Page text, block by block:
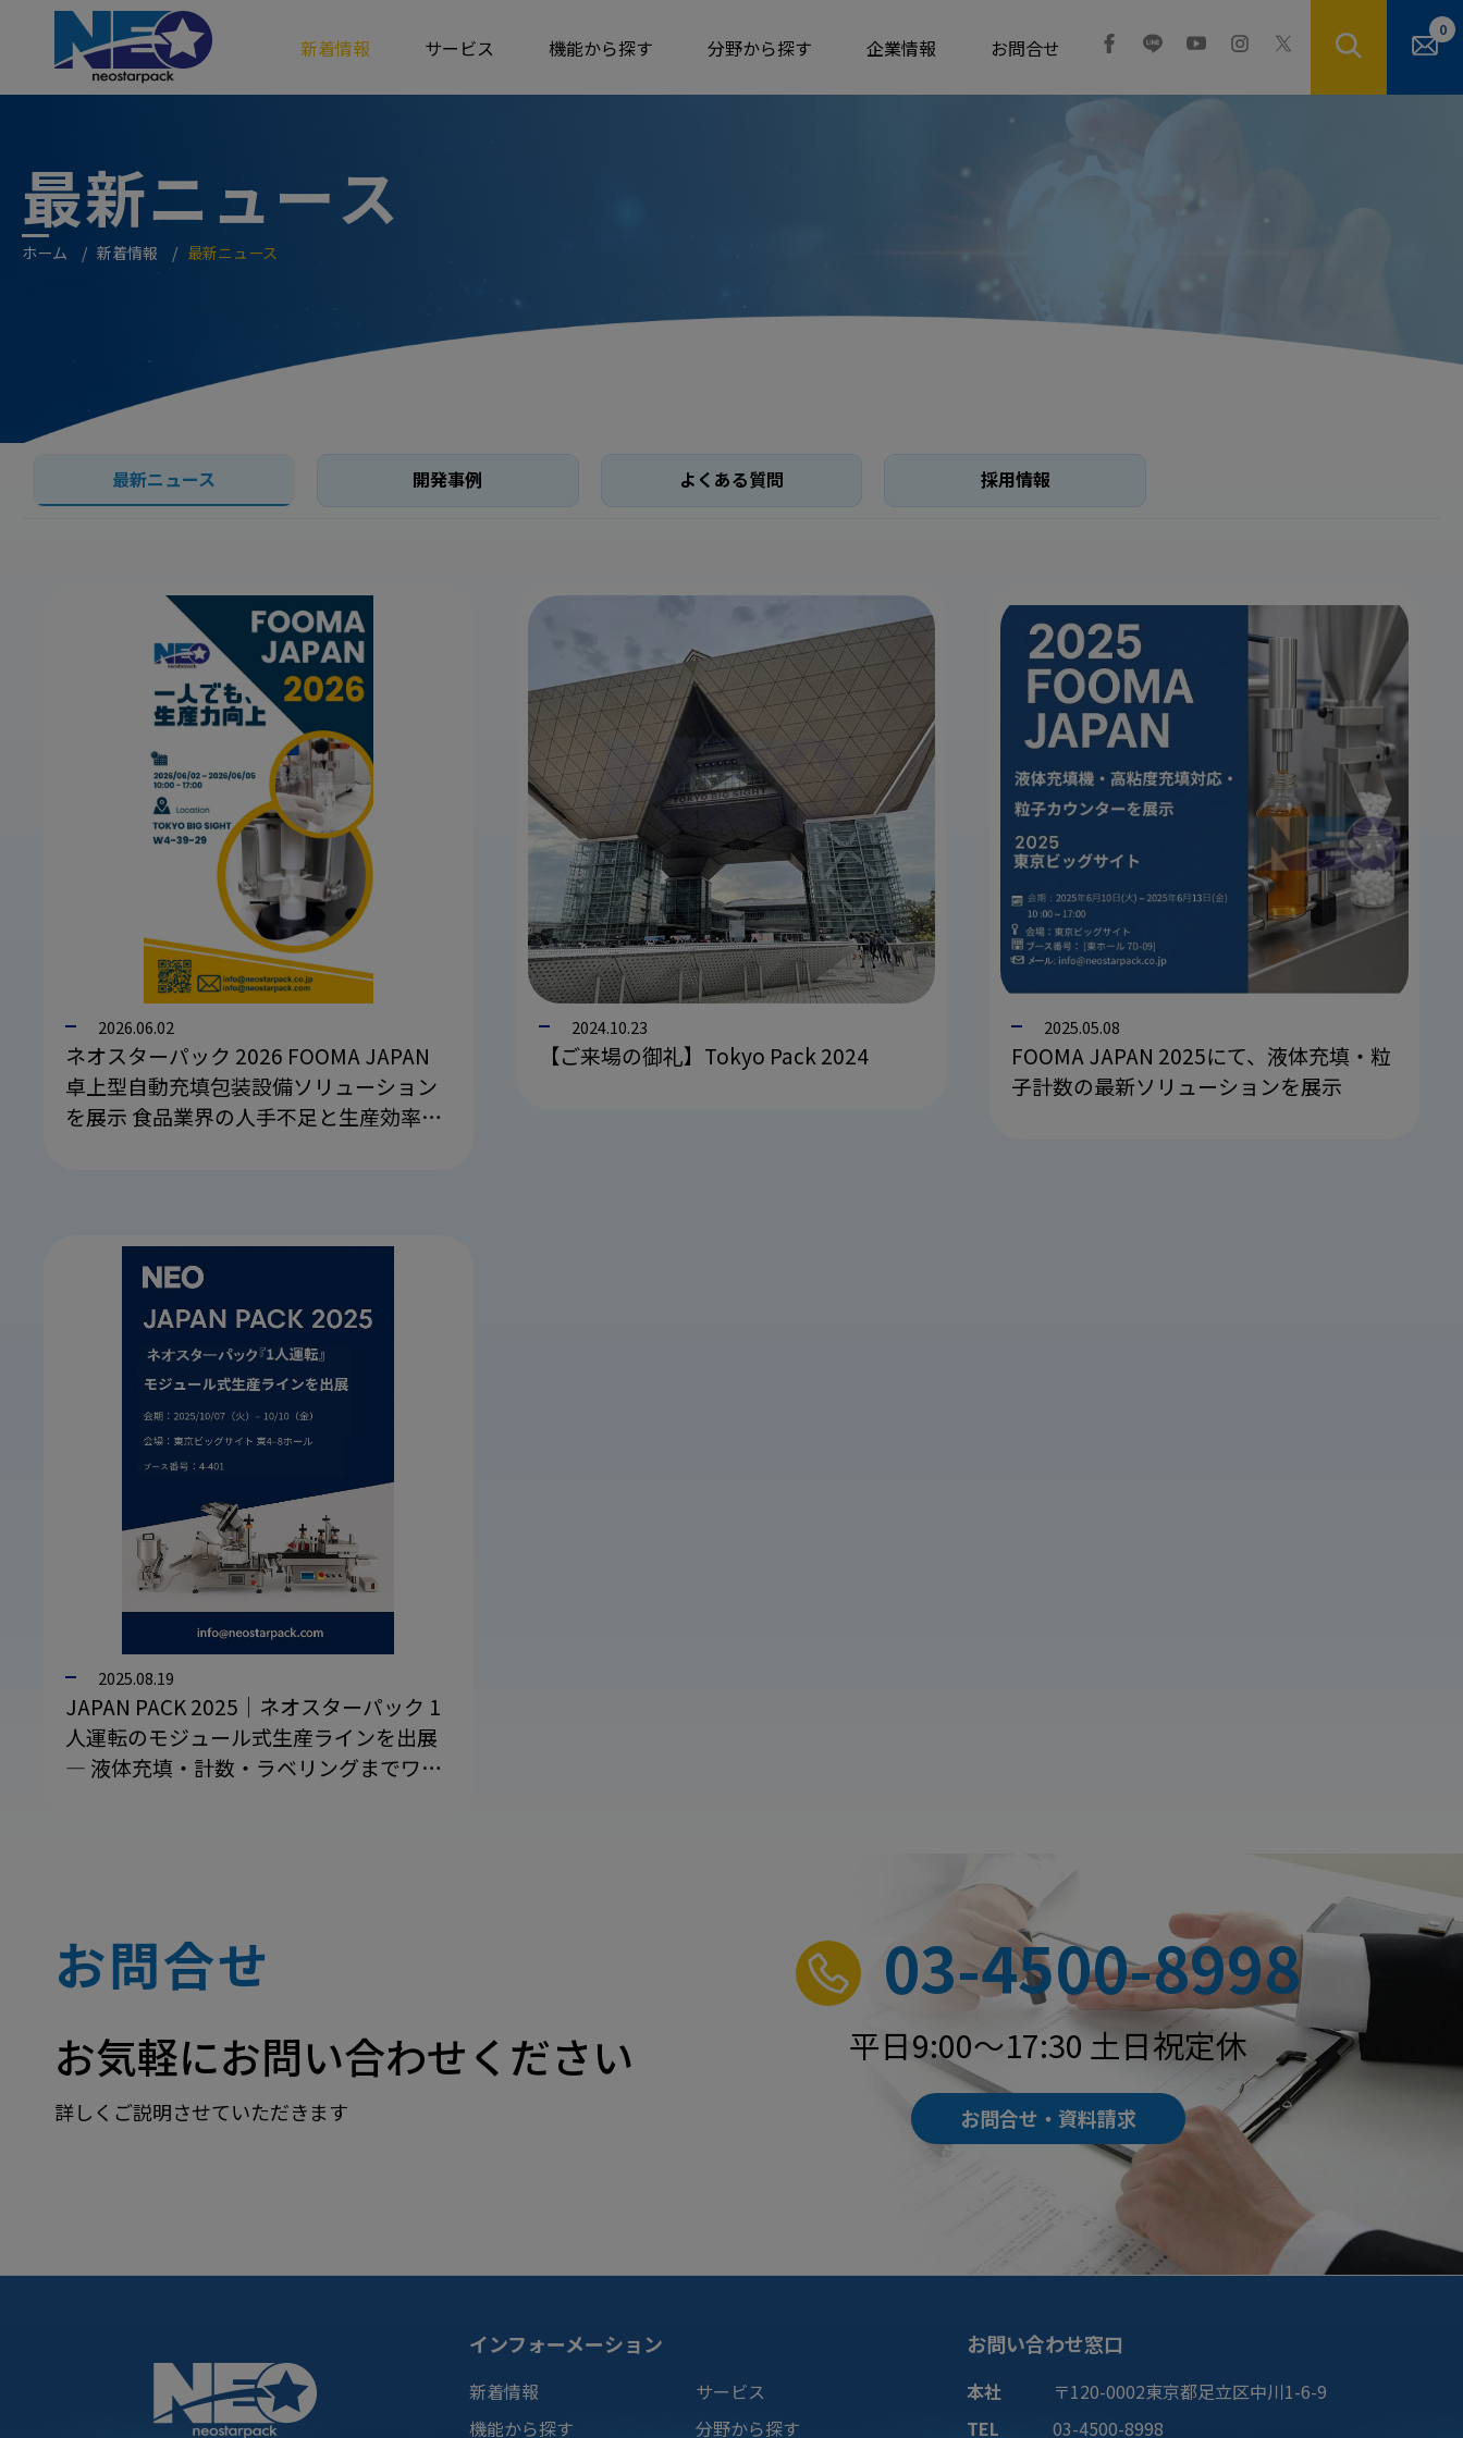
新着情報 サービス 機能から探す 分野から探す 企業情報 お問合せ
0
最新ニュース
ホーム 新着情報 最新ニュース
最新ニュース 開発事例 よくある質問 採用情報
2026.06.02
ネオスターパック 2026 FOOMA JAPAN
卓上型自動充填包装設備ソリューション
を展示 食品業界の人手不足と生産効率の
2024.10.23
【ご来場の御礼】Tokyo Pack 2024
2025.05.08
FOOMA JAPAN 2025にて、液体充填・粒
子計数の最新ソリューションを展示
2025.08.19
JAPAN PACK 2025｜ネオスターパック 1
人運転のモジュール式生産ラインを出展
― 液体充填・計数・ラベリングまでワン
お問合せ
お気軽にお問い合わせください
詳しくご説明させていただきます
03-4500-8998
平日9:00～17:30 土日祝定休
お問合せ・資料請求
インフォーメーション
新着情報
サービス
機能から探す
分野から探す
お問い合わせ窓口
本社 〒120-0002東京都足立区中川1-6-9
TEL
03-4500-8998
クッキー利用の管理について